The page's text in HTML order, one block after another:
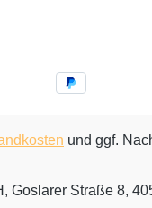
und ggf.
Goslarer Straße 8,